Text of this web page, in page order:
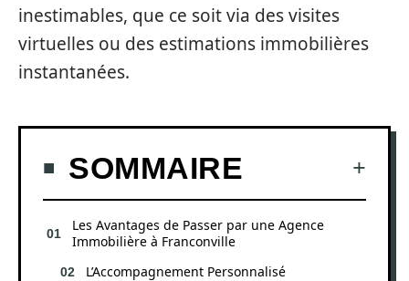
inestimables, que ce soit via des visites
virtuelles ou des estimations immobilières
instantanées.
SOMMAIRE
Les Avantages de Passer par une Agence
Immobilière à Franconville
L’Accompagnement Personnalisé